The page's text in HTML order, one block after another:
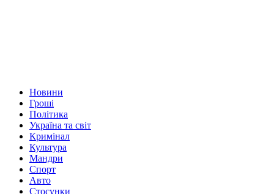
Новини
Гроші
Політика
Україна та світ
Кримінал
Культура
Мандри
Спорт
Авто
Стосунки